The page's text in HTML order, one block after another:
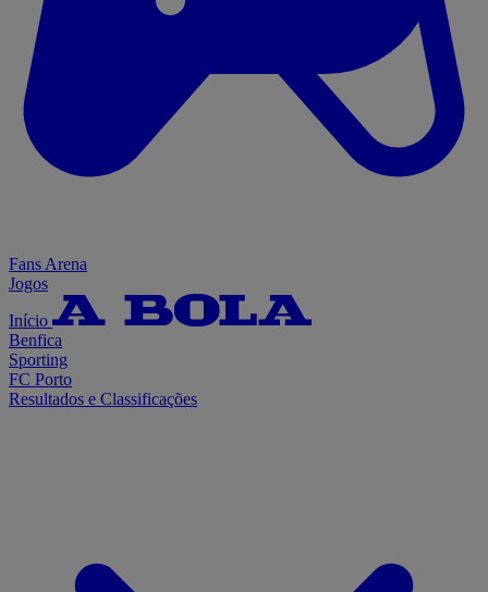
Fans Arena
Jogos
Início
Benfica
Sporting
FC Porto
Resultados e Classificações